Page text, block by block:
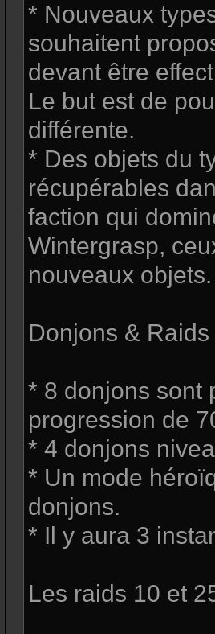
* Nouveaux
souhaitent
devant être
Le but est de
différente.
* Des objets du
récupérables
faction qui
Wintergrasp,
nouveaux objets.
Donjons & Raids
* 8 donjons sont
progression de
* 4 donjons
* Un mode
donjons.
* Il y aura 3
Les raids 10 et